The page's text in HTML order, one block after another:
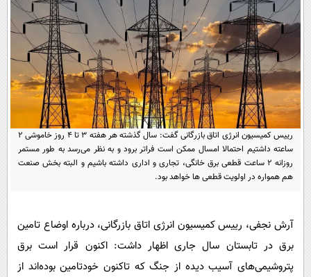
محیط زیست
سفر و تفریح
فناوری و It
علمی
اخبار کریپتو
قرآن
گوناگون
سرگرمی
باشگاه مغز
مجله تصویری سلاح
فیلم
اقتصاد
ورزش
سیاست
سرگرمی
فناوری
حوادث
عصر ایران 2
خواندنی ها و دیدنی ها
داستان کوتاه
پیامک
روانشناسی
دانلود
آموزش زبان
رییس کمیسیون انرژی اتاق بازرگانی گفت: سال گذشته هر هفته ۳ تا ۴ روز خاموشی ۲
ساعته داشتیم احتمالا امسال ممکن است فراتر برود و به نظر می‌رسد به طور مستمر
روزانه ۲ ساعت قطعی برق خانگی، تجاری و اداری داشته باشیم و البته بخش صنعت
هم همواره در اولویت قطعی ها خواهد بود.
آرش نجفی، رییس کمیسیون انرژی اتاق بازرگانی، درباره اوضاع تامین
برق در تابستان سال جاری اظهار داشت: اکنون قرار است برق
پتروشیمی‌های آسیب دیده از جنگ که تاکنون خودتامین بوده‌اند از